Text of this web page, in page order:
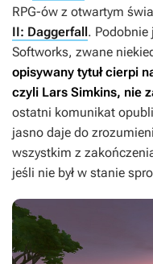
RPG-ów z otwartym
II: Daggerfall. Podobnie
Softworks, zwane
opisywany tytuł cierpi
czyli Lars Simkins, nie
ostatni komunikat
jasno daje do
wszystkim z
jeśli nie był w stanie